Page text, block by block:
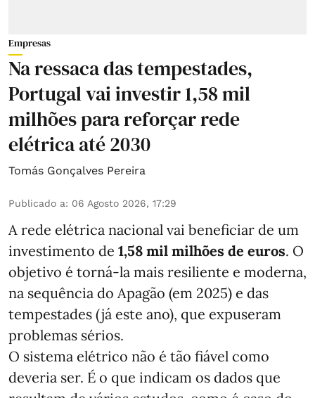
Empresas
Na ressaca das tempestades,
Portugal vai investir 1,58 mil
milhões para reforçar rede
elétrica até 2030
Tomás Gonçalves Pereira
Publicado a: 06 Agosto 2026, 17:29
A rede elétrica nacional vai beneficiar de um
investimento de 1,58 mil milhões de euros. O
objetivo é torná-la mais resiliente e moderna,
na sequência do Apagão (em 2025) e das
tempestades (já este ano), que expuseram
problemas sérios.
O sistema elétrico não é tão fiável como
deveria ser. É o que indicam os dados que